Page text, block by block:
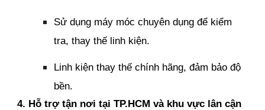
Sử dụng máy móc chuyên dụng để kiểm
tra, thay thế linh kiện.
Linh kiện thay thế chính hãng, đảm bảo độ
bền.
4. Hỗ trợ tận nơi tại TP.HCM và khu vực lân cận